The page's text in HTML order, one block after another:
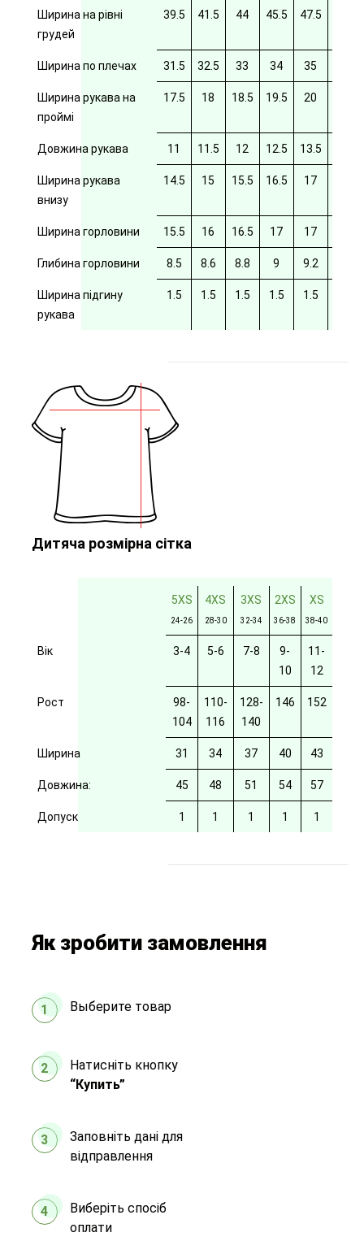
Ширина на рівні
грудей
39.5 41.5 44 45.5 47.5
Ширина по плечах 31.5 32.5 33 34 35
Ширина рукава на
проймі
17.5 18 18.5 19.5 20
Довжина рукава 11 11.5 12 12.5 13.5
Ширина рукава
внизу
14.5 15 15.5 16.5 17
Ширина горловини 15.5 16 16.5 17 17
Глибина горловини 8.5 8.6 8.8 9 9.2
Ширина підгину
рукава
1.5 1.5 1.5 1.5 1.5
Дитяча розмірна сітка
5XS
24-26
4XS
28-30
3XS
32-34
2XS
36-38
XS
38-40
Вік 3-4 5-6 7-8
9-
10
11-
12
Рост
98-
104
110-
116
128-
140
146 152
Ширина 31 34 37 40 43
Довжина: 45 48 51 54 57
Допуск 1 1 1 1 1
Як зробити замовлення
1 Выберите товар
2
Натисніть кнопку
“Купить”
3
Заповніть дані для
відправлення
4
Виберіть спосіб
оплати